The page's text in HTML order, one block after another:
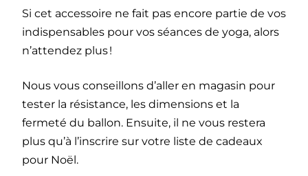
Si cet accessoire ne fait pas encore partie de vos
indispensables pour vos séances de yoga, alors
n’attendez plus !
Nous vous conseillons d’aller en magasin pour
tester la résistance, les dimensions et la
fermeté du ballon. Ensuite, il ne vous restera
plus qu’à l’inscrire sur votre liste de cadeaux
pour Noël.